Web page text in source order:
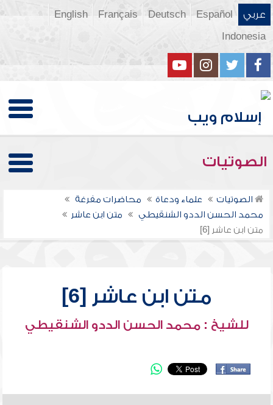
عربي Español
Deutsch
Français
English
Indonesia
الصوتيات
الصوتيات علماء ودعاة
محاضرات مفرغة
محمد الحسن الددو الشنقيطي
متن ابن عاشر
متن ابن عاشر [6]
متن ابن عاشر [6]
للشيخ : محمد الحسن الددو الشنقيطي